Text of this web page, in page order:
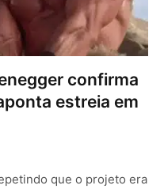
confirma
estreia em
que o projeto era